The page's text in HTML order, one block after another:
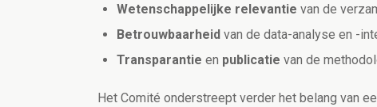
Wetenschappelijke relevantie van de
Betrouwbaarheid van de data-analyse en -
Transparantie en publicatie van de
Het Comité onderstreept verder het belang van